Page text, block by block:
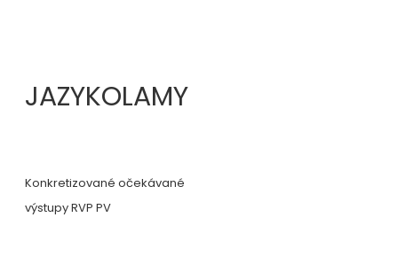
JAZYKOLAMY
Konkretizované očekávané
výstupy RVP PV